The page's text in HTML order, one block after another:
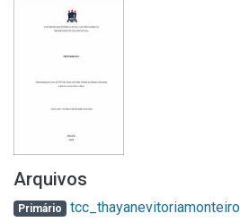
Arquivos
Primário